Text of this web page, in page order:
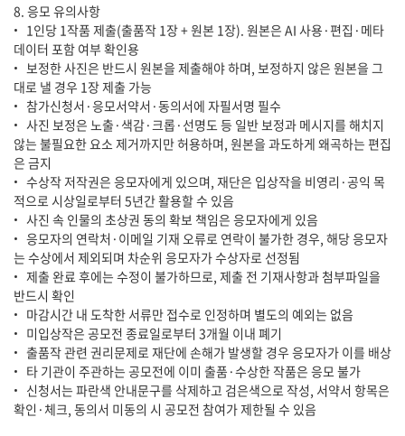
8. 응모 유의사항
• 1인당 1작품 제출(출품작 1장 + 원본 1장). 원본은 AI 사용·편집·메타
데이터 포함 여부 확인용
• 보정한 사진은 반드시 원본을 제출해야 하며, 보정하지 않은 원본을 그
대로 낼 경우 1장 제출 가능
• 참가신청서·응모서약서·동의서에 자필서명 필수
• 사진 보정은 노출·색감·크롭·선명도 등 일반 보정과 메시지를 해치지
않는 불필요한 요소 제거까지만 허용하며, 원본을 과도하게 왜곡하는 편집
은 금지
• 수상작 저작권은 응모자에게 있으며, 재단은 입상작을 비영리·공익 목
적으로 시상일로부터 5년간 활용할 수 있음
• 사진 속 인물의 초상권 동의 확보 책임은 응모자에게 있음
• 응모자의 연락처·이메일 기재 오류로 연락이 불가한 경우, 해당 응모자
는 수상에서 제외되며 차순위 응모자가 수상자로 선정됨
• 제출 완료 후에는 수정이 불가하므로, 제출 전 기재사항과 첨부파일을
반드시 확인
• 마감시간 내 도착한 서류만 접수로 인정하며 별도의 예외는 없음
• 미입상작은 공모전 종료일로부터 3개월 이내 폐기
• 출품작 관련 권리문제로 재단에 손해가 발생할 경우 응모자가 이를 배상
• 타 기관이 주관하는 공모전에 이미 출품·수상한 작품은 응모 불가
• 신청서는 파란색 안내문구를 삭제하고 검은색으로 작성, 서약서 항목은
확인·체크, 동의서 미동의 시 공모전 참여가 제한될 수 있음